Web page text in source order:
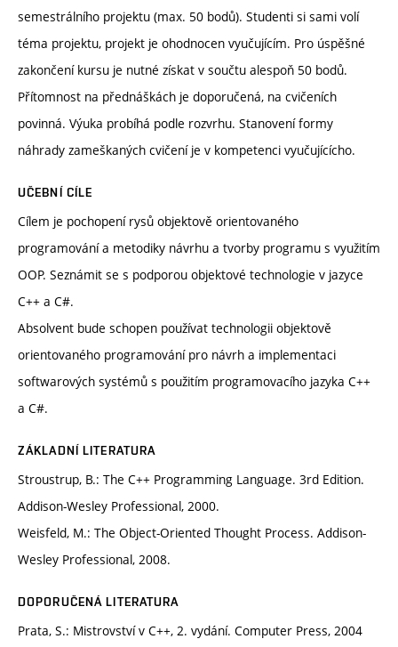
semestrálního projektu (max. 50 bodů). Studenti si sami volí
téma projektu, projekt je ohodnocen vyučujícím. Pro úspěšné
zakončení kursu je nutné získat v součtu alespoň 50 bodů.
Přítomnost na přednáškách je doporučená, na cvičeních
povinná. Výuka probíhá podle rozvrhu. Stanovení formy
náhrady zameškaných cvičení je v kompetenci vyučujícícho.
UČEBNÍ CÍLE
Cílem je pochopení rysů objektově orientovaného
programování a metodiky návrhu a tvorby programu s využitím
OOP. Seznámit se s podporou objektové technologie v jazyce
C++ a C#.
Absolvent bude schopen používat technologii objektově
orientovaného programování pro návrh a implementaci
softwarových systémů s použitím programovacího jazyka C++
a C#.
ZÁKLADNÍ LITERATURA
Stroustrup, B.: The C++ Programming Language. 3rd Edition.
Addison-Wesley Professional, 2000.
Weisfeld, M.: The Object-Oriented Thought Process. Addison-
Wesley Professional, 2008.
DOPORUČENÁ LITERATURA
Prata, S.: Mistrovství v C++, 2. vydání. Computer Press, 2004